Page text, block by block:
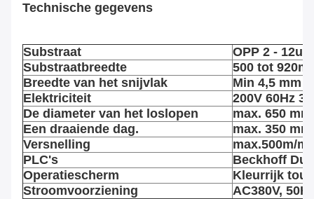
Technische gegevens
Substraat
OPP 2 - 12um
Substraatbreedte
500 tot 920
Breedte van het snijvlak
Min 4,5 mm
Elektriciteit
200V 60Hz 3-
De diameter van het loslopen
max. 650 mm
Een draaiende dag.
max. 350 mm
Versnelling
max.500m/
PLC's
Beckhoff
Operatiescherm
Kleurrijk
Stroomvoorziening
AC380V,